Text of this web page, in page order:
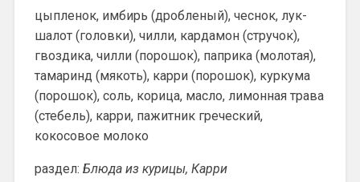
цыпленок, имбирь (дробленый), чеснок, лук-
шалот (головки), чилли, кардамон (стручок),
гвоздика, чилли (порошок), паприка (молотая),
тамаринд (мякоть), карри (порошок), куркума
(порошок), соль, корица, масло, лимонная трава
(стебель), карри, пажитник греческий,
кокосовое молоко
раздел: Блюда из курицы, Карри